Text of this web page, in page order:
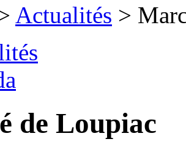
Actualités >
de Loupiac